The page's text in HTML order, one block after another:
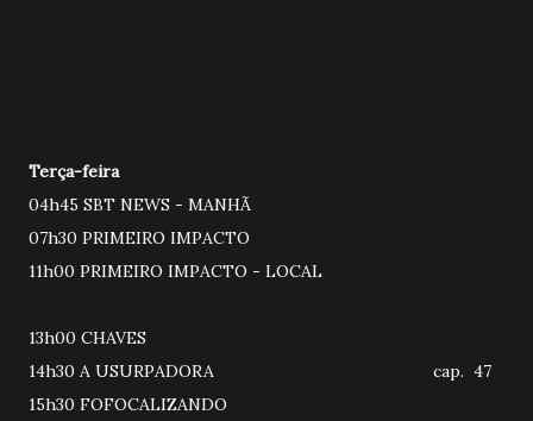
Terça-feira
04h45 SBT NEWS - MANHÃ
07h30 PRIMEIRO IMPACTO
11h00 PRIMEIRO IMPACTO - LOCAL
13h00 CHAVES
14h30 A USURPADORA cap. 47
15h30 FOFOCALIZANDO